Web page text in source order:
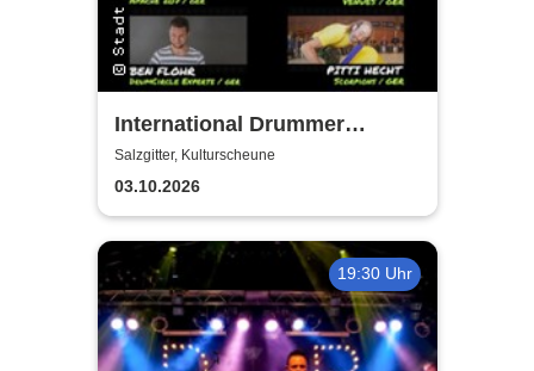
International Drummer
Meeting Konzert |
Kulturscheune
Salzgitter, Kulturscheune
03.10.2026
19:30 Uhr